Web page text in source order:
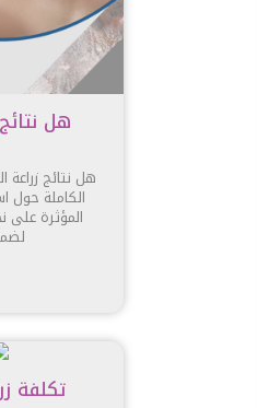
هل
هل نتائج
الكاملة حول
المؤثرة على
تكلفة